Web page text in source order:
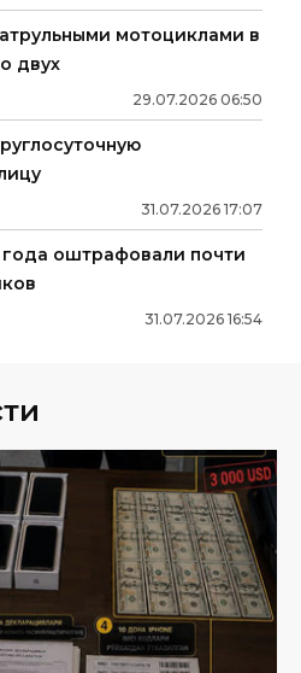
мотоциклами в
двух
29.07.2026 06:50
31.07.2026 17:07
оштрафовали почти
31.07.2026 16:54